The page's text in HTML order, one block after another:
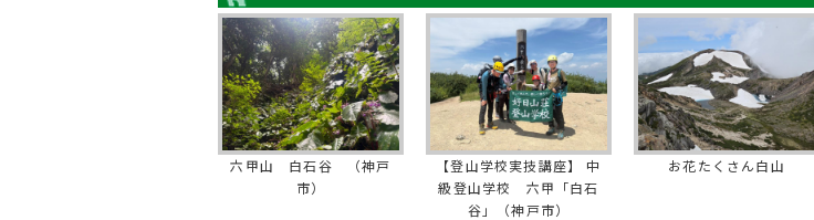
六甲山 白石谷 （神戸
市）
【登山学校実技講座】 中
級登山学校 六甲「白石
谷」（神戸市）
お花たくさん白山